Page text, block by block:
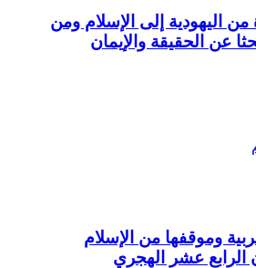
اليهودية إلى الإسلام ومن
عن الحقيقة والإيمان
وموقفها من الإسلام
عشر الهجري